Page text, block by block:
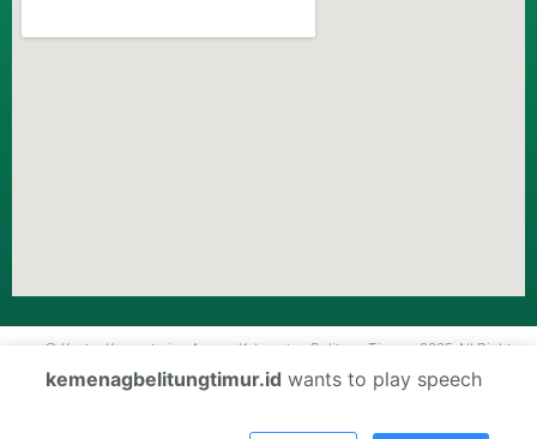
© Kantor Kementerian Agama Kabupaten Belitung Timur - 2025 All Rights
Reserved.
kemenagbelitungtimur.id wants to play speech